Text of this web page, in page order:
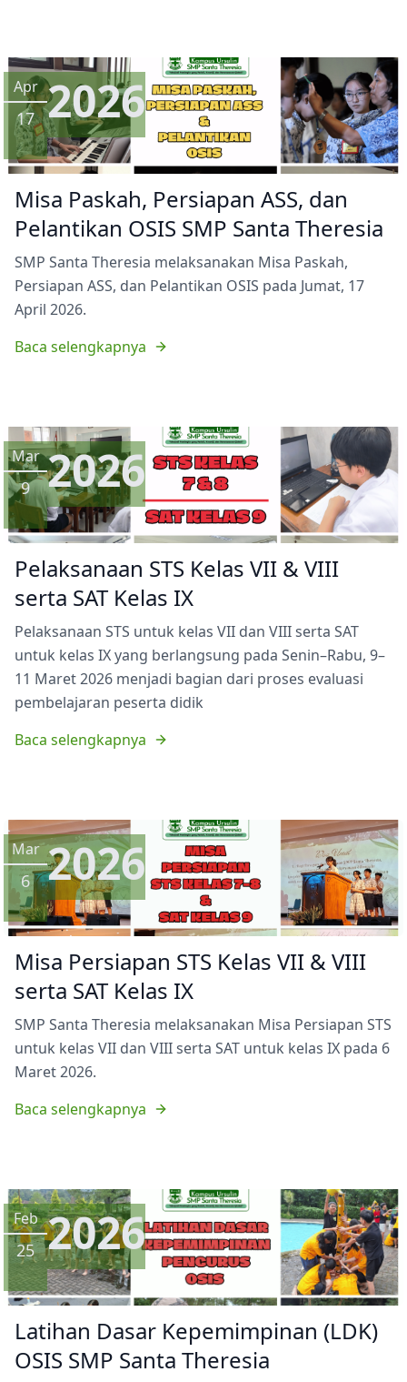
Apr
17 2026
Misa Paskah, Persiapan ASS, dan
Pelantikan OSIS SMP Santa Theresia
SMP Santa Theresia melaksanakan Misa Paskah,
Persiapan ASS, dan Pelantikan OSIS pada Jumat, 17
April 2026.
Baca selengkapnya
Mar
9 2026
Pelaksanaan STS Kelas VII & VIII
serta SAT Kelas IX
Pelaksanaan STS untuk kelas VII dan VIII serta SAT
untuk kelas IX yang berlangsung pada Senin–Rabu, 9–
11 Maret 2026 menjadi bagian dari proses evaluasi
pembelajaran peserta didik
Baca selengkapnya
Mar
6 2026
Misa Persiapan STS Kelas VII & VIII
serta SAT Kelas IX
SMP Santa Theresia melaksanakan Misa Persiapan STS
untuk kelas VII dan VIII serta SAT untuk kelas IX pada 6
Maret 2026.
Baca selengkapnya
Feb
25 2026
Latihan Dasar Kepemimpinan (LDK)
OSIS SMP Santa Theresia